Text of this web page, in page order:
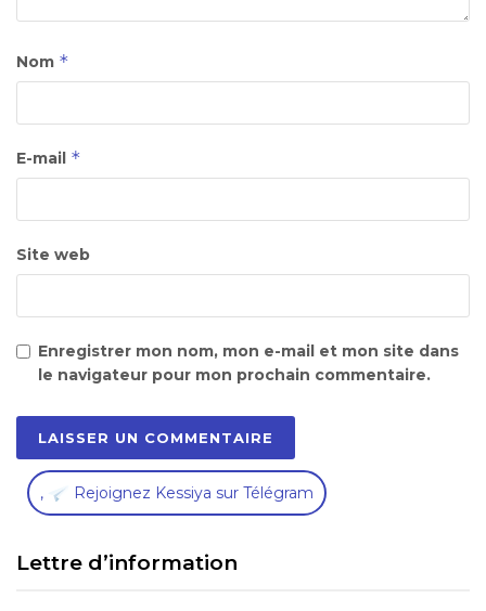
Nom *
E-mail *
Site web
Enregistrer mon nom, mon e-mail et mon site dans
le navigateur pour mon prochain commentaire.
, Rejoignez Kessiya sur Télégram
Lettre d’information